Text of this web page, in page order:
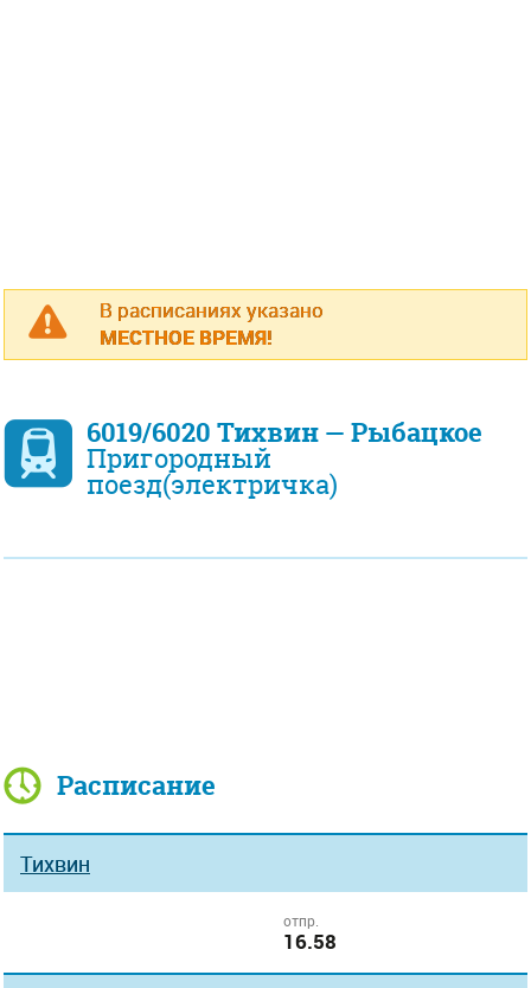
В расписаниях указано
МЕСТНОЕ ВРЕМЯ!
6019/6020 Тихвин — Рыбацкое
Пригородный
поезд(электричка)
Расписание
Тихвин
отпр.
16.58